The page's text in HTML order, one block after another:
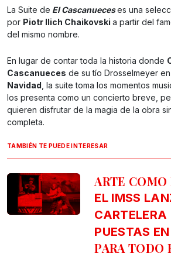
La Suite de El Cascanueceses una
por Piotr Ilich Chaikovski a partir del
del mismo nombre.
En lugar de contar toda la historia donde
Cascanueces de su tío Drosselmeyer
Navidad , la suite toma los momentos
los presenta como un concierto breve,
quieren disfrutar de la magia de la obra
completa.
TAMBIÉN TE PUEDE INTERESAR
ARTE COMO
EL IMSS
PUESTAS
PARA TODO